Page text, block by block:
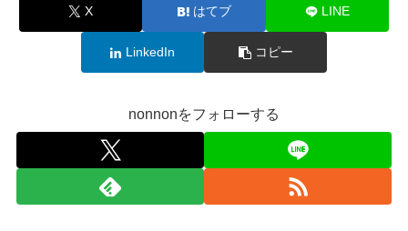
X はてブ LINE
LinkedIn コピー
nonnonをフォローする